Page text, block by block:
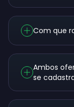
Com que
Ambos
se